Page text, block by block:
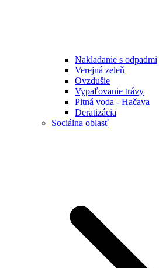
Nakladanie s odpadmi
Verejná zeleň
Ovzdušie
Vypaľovanie trávy
Pitná voda - Hačava
Deratizácia
Sociálna oblasť